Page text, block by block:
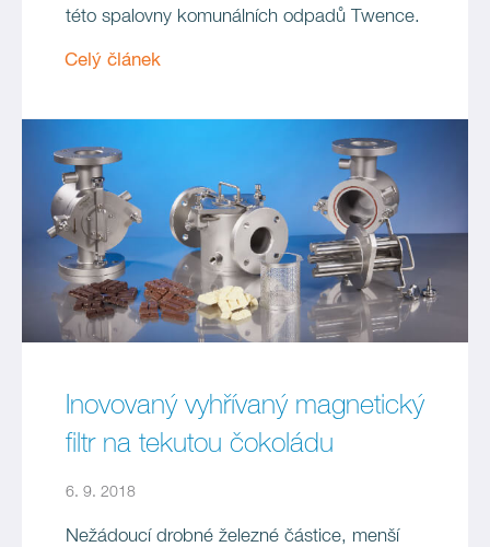
této spalovny komunálních odpadů Twence.
Celý článek
Inovovaný vyhřívaný magnetický
filtr na tekutou čokoládu
6. 9. 2018
Nežádoucí drobné železné částice, menší